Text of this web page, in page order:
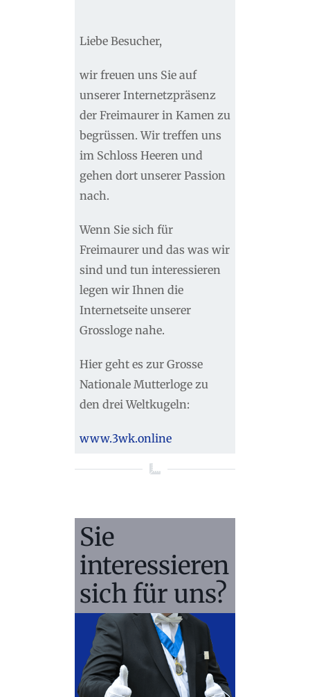
Liebe Besucher,
wir freuen uns Sie auf
unserer Internetzpräsenz
der Freimaurer in Kamen zu
begrüssen. Wir treffen uns
im Schloss Heeren und
gehen dort unserer Passion
nach.
Wenn Sie sich für
Freimaurer und das was wir
sind und tun interessieren
legen wir Ihnen die
Internetseite unserer
Grossloge nahe.
Hier geht es zur Grosse
Nationale Mutterloge zu
den drei Weltkugeln:
www.3wk.online
Sie
interessieren
sich für uns?